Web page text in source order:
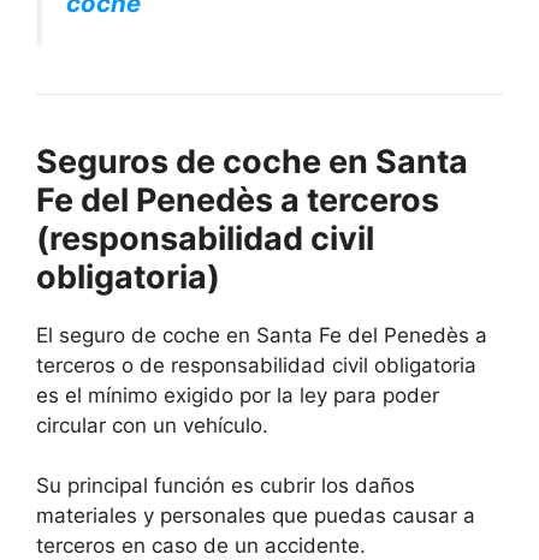
Seguros de coche en Santa
Fe del Penedès a terceros
(responsabilidad civil
obligatoria)
El seguro de coche en Santa Fe del Penedès a
terceros o de responsabilidad civil obligatoria
es el mínimo exigido por la ley para poder
circular con un vehículo.
Su principal función es cubrir los daños
materiales y personales que puedas causar a
terceros en caso de un accidente.